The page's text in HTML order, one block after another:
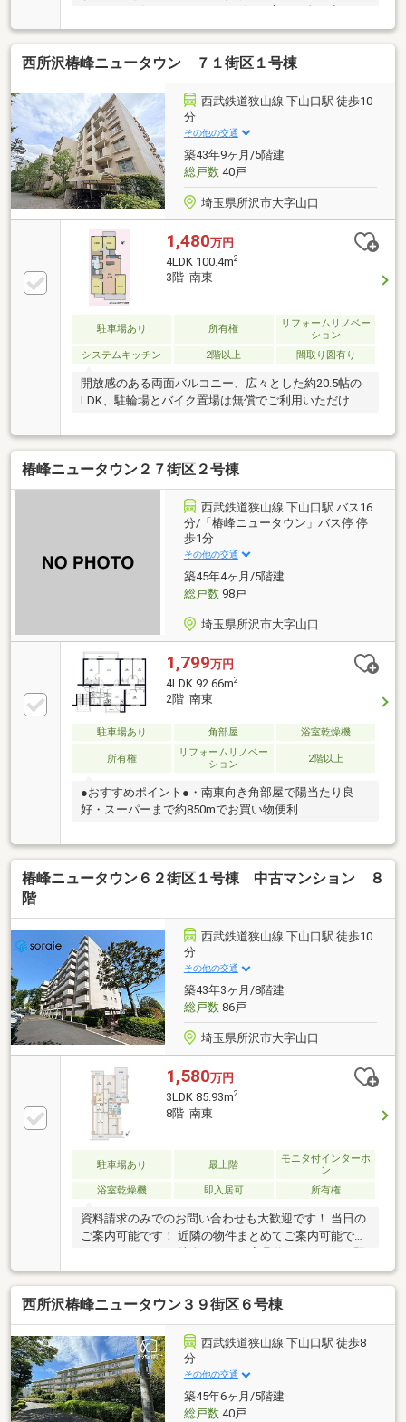
方、勤続が短い方、車やカードローンのおまとめも
OK！
西所沢椿峰ニュータウン ７１街区１号棟
西武鉄道狭山線 下山口駅 徒歩10
分
その他の交通
築43年9ヶ月/5階建
総戸数40戸
埼玉県所沢市大字山口
1,480万円
4LDK 100.4m2
3階 南東
駐車場あり 所有権
リフォームリノベー
ション
システムキッチン
2階以上 間取り図有り
開放感のある両面バルコニー、広々とした約20.5帖の
LDK、駐輪場とバイク置場は無償でご利用いただけま
椿峰ニュータウン２７街区２号棟
西武鉄道狭山線 下山口駅 バス16
分/「椿峰ニュータウン」バス停 停
歩1分
その他の交通
築45年4ヶ月/5階建
総戸数98戸
埼玉県所沢市大字山口
1,799万円
4LDK 92.66m2
2階 南東
駐車場あり 角部屋 浴室乾燥機
所有権
リフォームリノベー
ション
2階以上
●おすすめポイント●・南東向き角部屋で陽当たり良
好・スーパーまで約850mでお買い物便利
椿峰ニュータウン６２街区１号棟 中古マンション ８
階
西武鉄道狭山線 下山口駅 徒歩10
分
その他の交通
築43年3ヶ月/8階建
総戸数86戸
埼玉県所沢市大字山口
1,580万円
3LDK 85.93m2
8階 南東
駐車場あり 最上階
モニタ付インターホ
ン
浴室乾燥機
即入居可 所有権
資料請求のみでのお問い合わせも大歓迎です！ 当日の
ご案内可能です！ 近隣の物件まとめてご案内可能で
日内覧はお電話から♪ 他物件もあわせて紹介頂けま
す！
西所沢椿峰ニュータウン３９街区６号棟
西武鉄道狭山線 下山口駅 徒歩8
分
その他の交通
築45年6ヶ月/5階建
総戸数40戸